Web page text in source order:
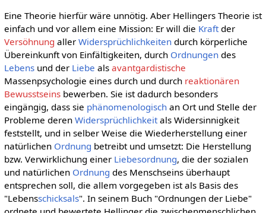
Eine Theorie hierfür wäre unnötig. Aber Hellingers Theorie ist
einfach und vor allem eine Mission: Er will die Kraftder
Versöhnung aller Widersprüchlichkeitendurch körperliche
Übereinkunft von Einfältigkeiten, durch Ordnungendes
Lebensund der Liebe als avantgardistische
Massenpsychologie eines durch und durch reaktionären
Bewusstseinsbewerben. Sie ist dadurch besonders
eingängig, dass sie phänomenologischan Ort und Stelle der
Probleme deren Widersprüchlichkeitals Widersinnigkeit
feststellt, und in selber Weise die Wiederherstellung einer
natürlichen Ordnung betreibt und umsetzt: Die Herstellung
bzw. Verwirklichung einer Liebesordnung, die der sozialen
und natürlichen Ordnung des Menschseins überhaupt
entsprechen soll, die allem vorgegeben ist als Basis des
"Lebensschicksals". In seinem Buch "Ordnungen der Liebe"